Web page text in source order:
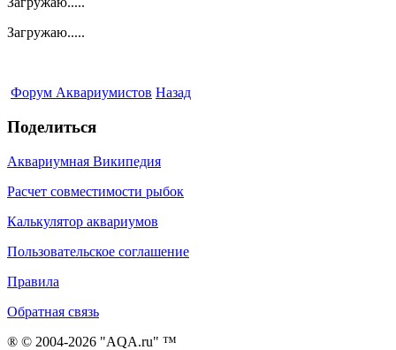
Загружаю.....
Форум Аквариумистов Назад
Поделиться
Аквариумная Википедия
Расчет совместимости рыбок
Калькулятор аквариумов
Пользовательское соглашение
Правила
Обратная связь
® © 2004-2026 "AQA.ru" ™